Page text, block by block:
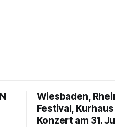
Wiesbaden,
Festival,
Konzert am 31.